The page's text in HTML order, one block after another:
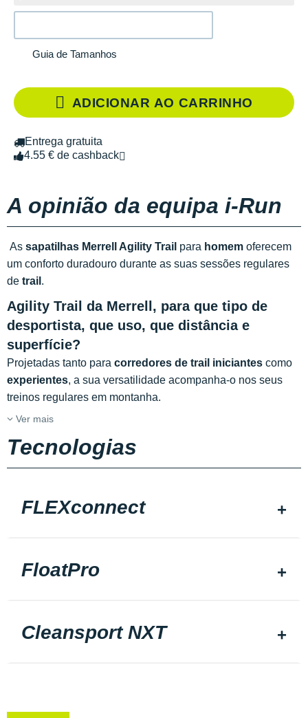
Guia de Tamanhos
ADICIONAR AO CARRINHO
Entrega gratuita
4.55 € de cashback
A opinião da equipa i-Run
As sapatilhas Merrell Agility Trail para homem oferecem
um conforto duradouro durante as suas sessões regulares
de trail .
Agility Trail da Merrell, para que tipo de
desportista, que uso, que distância e
superfície?
Projetadas tanto para corredores de trail iniciantes como
experientes, a sua versatilidade acompanha-o nos seus
treinos regulares em montanha.
Ver mais
Tecnologias
FLEXconnect
FloatPro
Cleansport NXT